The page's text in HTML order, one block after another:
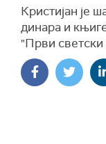
Кристијан је
динара и
"Први